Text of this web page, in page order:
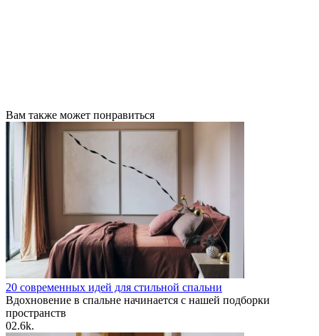
Вам также может понравиться
20 современных идей для стильной спальни
Вдохновение в спальне начинается с нашей подборки
пространств
02.6k.